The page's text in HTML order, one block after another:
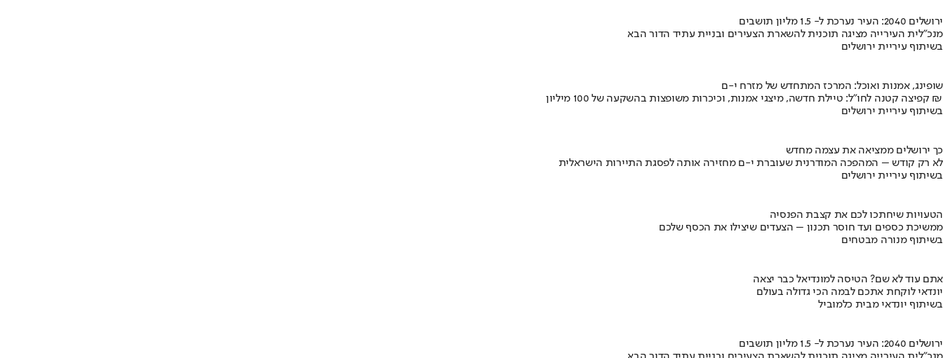
ירושלים 2040: העיר נערכת ל- 1.5 מליון תושבים
מנכ"לית העירייה מציגה תוכנית להשארת הצעירים ובניית עתיד הדור הבא
בשיתוף עיריית ירושלים
שופינג, אמנות ואוכל: המרכז המתחדש של מזרח י-ם
קפיצה קטנה לחו"ל: טיילת חדשה, מיצגי אמנות, וכיכרות משופצות בהשקעה של 100 מיליון ₪
בשיתוף עיריית ירושלים
כך ירושלים ממציאה את עצמה מחדש
לא רק קודש – המהפכה המודרנית שעוברת י-ם מחזירה אותה לפסגת התיירות הישראלית
בשיתוף עיריית ירושלים
הטעויות שיחתכו לכם את קצבת הפנסיה
ממשיכת כספים ועד חוסר תכנון – הצעדים שיצילו את הכסף שלכם
בשיתוף מנורה מבטחים
אתם עוד לא שם? הטיסה למונדיאל כבר יצאה
יונדאי לוקחת אתכם לבמה הכי גדולה בעולם
בשיתוף יונדאי מבית כלמוביל
ירושלים 2040: העיר נערכת ל- 1.5 מליון תושבים